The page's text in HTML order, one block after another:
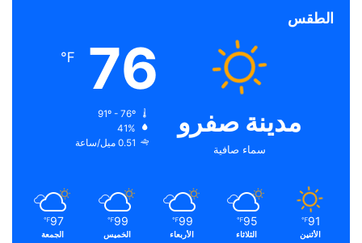
الطقس
مدينة صفرو
سماء صافية
76
℉
41%
0.51 ميل/ساعة
91
℉
الأثنين
95
℉
الثلاثاء
99
℉
الأربعاء
99
℉
الخميس
97
℉
الجمعة